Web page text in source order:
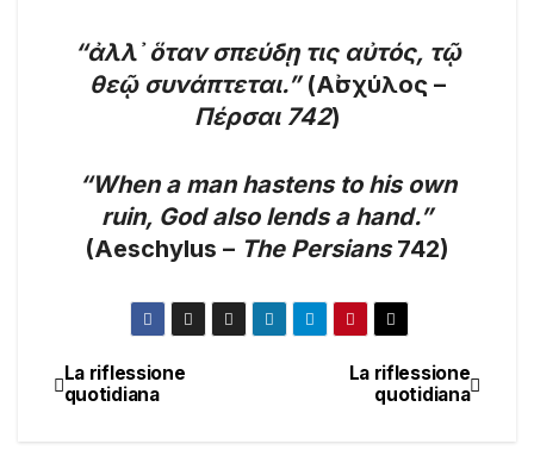
“ἀλλ᾽ ὅταν σπεύδῃ τις αὐτός, τῷ
θεῷ συνάπτεται.”(Αἰσχύλος –
Πέρσαι 742)
“When a man hastens to his own
ruin, God also lends a hand.”
(Aeschylus – The Persians742)
Navigazione
La riflessione
quotidiana
La riflessione
quotidiana